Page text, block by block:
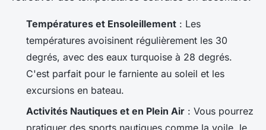
Températures et Ensoleillement : Les
températures avoisinent régulièrement les 30
degrés, avec des eaux turquoise à 28 degrés.
C'est parfait pour le farniente au soleil et les
excursions en bateau.
Activités Nautiques et en Plein Air : Vous pourrez
pratiquer des sports nautiques comme la voile, le